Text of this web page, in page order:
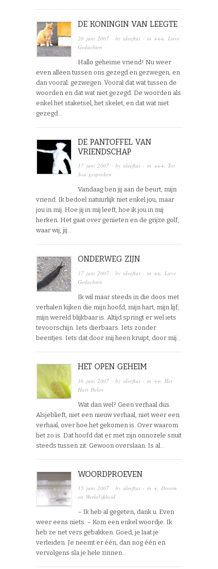
DE KONINGIN VAN LEEGTE
20 juni 2007 · by ideeflux · in+++ Lieve
Gedachten
Hallo geheime vriend! Nu weer
even alleen tussen ons gezegd en gezwegen, en
dan vooral: gezwegen. Vooral dat wat tussen de
woorden en dat wat niet gezegd. De woorden als
enkel het staketsel, het skelet, en dat wat niet
gezegd…
DE PANTOFFEL VAN
VRIENDSCHAP
17 juni 2007 · byideeflux · in+++, Tot
Jou gesproken
Vandaag ben jij aan de beurt, mijn
vriend. Ik bedoel natuurlijk niet enkel jou, maar
jou in mij. Hoe jij in mij leeft, hoe ik jou in mij
herken. Het gaat over genieten en de grijze golf,
waar wij, jij…
ONDERWEG ZIJN
17 juni 2007 · by ideeflux · in++ Lieve
Gedachten
Ik wil maar steeds in die doos met
verhalen kijken die mijn hoofd, mijn hart, mijn lijf,
mijn wereld blijkbaar is. Altijd springt er wel iets
tevoorschijn. Iets dierbaars. Iets zonder
beentjes. Iets dat door mij heen kruipt, door mij…
HET OPEN GEHEIM
16 juni 2007 · by ideeflux · in++ Het
Hart Helen
Wat dan wel? Geen verhaal dus.
Alsjeblieft, niet een nieuw verhaal, niet weer een
verhaal, over hoe het gekomen is. Over waarom
het zo is. Dat hoofd dat er met zijn onnozele snuit
steeds tussen zit. Gewoon overslaan. Is al…
WOORDPROEVEN
15 juni 2007 · byideeflux · in+,Droom
en Werkelijkheid
– Ik heb al gegeten, dank u. Even
weer eens niets. – Kom een enkel woordje. Ik
heb ze net vers gebakken. Goed, je laat je
verleiden. Je neemt er één, dan nog één en
vervolgens sla je hele zinnen…